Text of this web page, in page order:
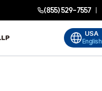
(855) 529-7557
USA
English